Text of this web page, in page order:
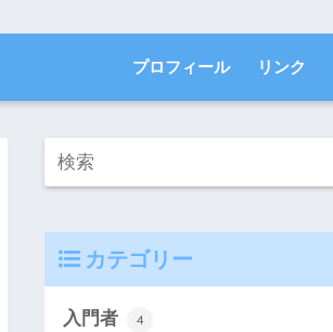
プロフィール リンク
カテゴリー
入門者 4